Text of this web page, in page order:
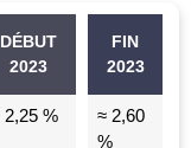
DÉBUT
2023
FIN
2023
2,25 %
≈ 2,60
%